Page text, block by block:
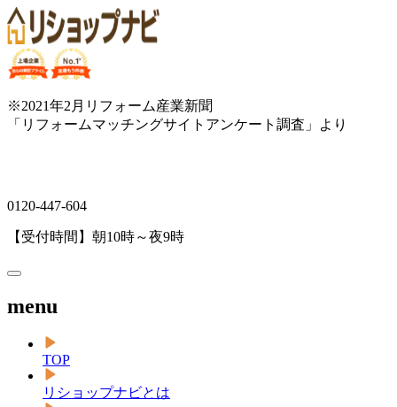
※2021年2月リフォーム産業新聞
「リフォームマッチングサイトアンケート調査」より
0120-447-604
【受付時間】朝10時～夜9時
menu
TOP
リショップナビとは